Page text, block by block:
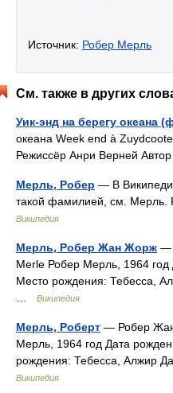
Источник: Робер Мерль
См. также в других
Уик-энд на берегу океана
океана Week end à
Режиссёр Анри Верней
Мерль, Робер — В
такой фамилией, см.
Википедия
Мерль, Робер Жан Жорж —
Merle Робер Мерль, 1964 год
Место рождения: Тебесса,
Википедия
Мерль, Роберт — Робер
Мерль, 1964 год Дата
рождения: Тебесса, Алжир
Википедия